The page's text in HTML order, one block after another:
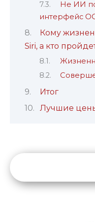
Не ИИ
интерфейс
Кому
Siri, а кто
Итог
Лучшие